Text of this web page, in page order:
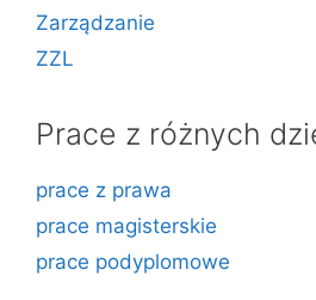
Zarządzanie
ZZL
Prace z różnych
prace z prawa
prace magisterskie
prace podyplomowe